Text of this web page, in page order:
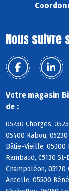
Nous suivre
Votre magasin
de :
05230 Chorges,
05400 Rabou,
Bâtie-Vieille, 05000
Rambaud, 05130
Champoléon, 05170
Ancelle, 05500